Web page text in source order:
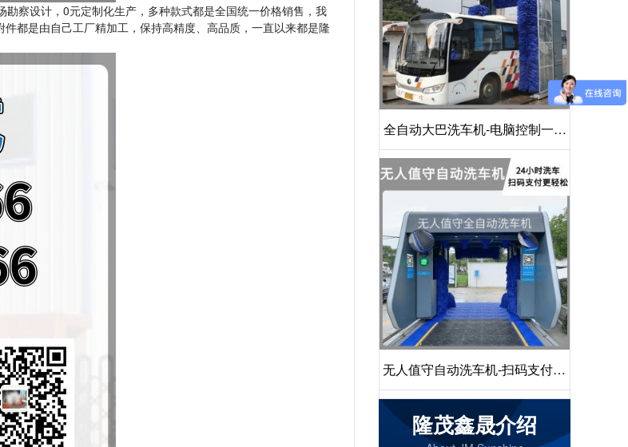
察设计，0元定制化生产，多种款式都是全国统一价格销售，我
都是由自己工厂精加工，保持高精度、高品质，一直以来都是隆
全自动大巴洗车机-电脑控制一键
启动清洗[隆茂鑫晟]
无人值守自动洗车机-扫码支付24
小时不停机洗车[隆茂鑫晟]
隆茂鑫晟介绍